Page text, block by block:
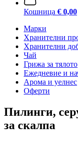
Кошница € 0,00
Марки
Хранителни
Хранителни
Чай
Грижа за тялото
Ежедневие и
Арома и уелнес
Оферти
Пилинги,
за скалпа